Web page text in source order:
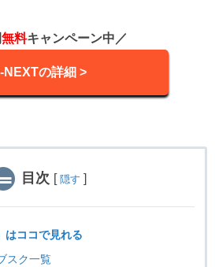
無料キャンペーン中／
NEXTの詳細 >
目次 [ 隠す ]
はココで見れる
スク一覧